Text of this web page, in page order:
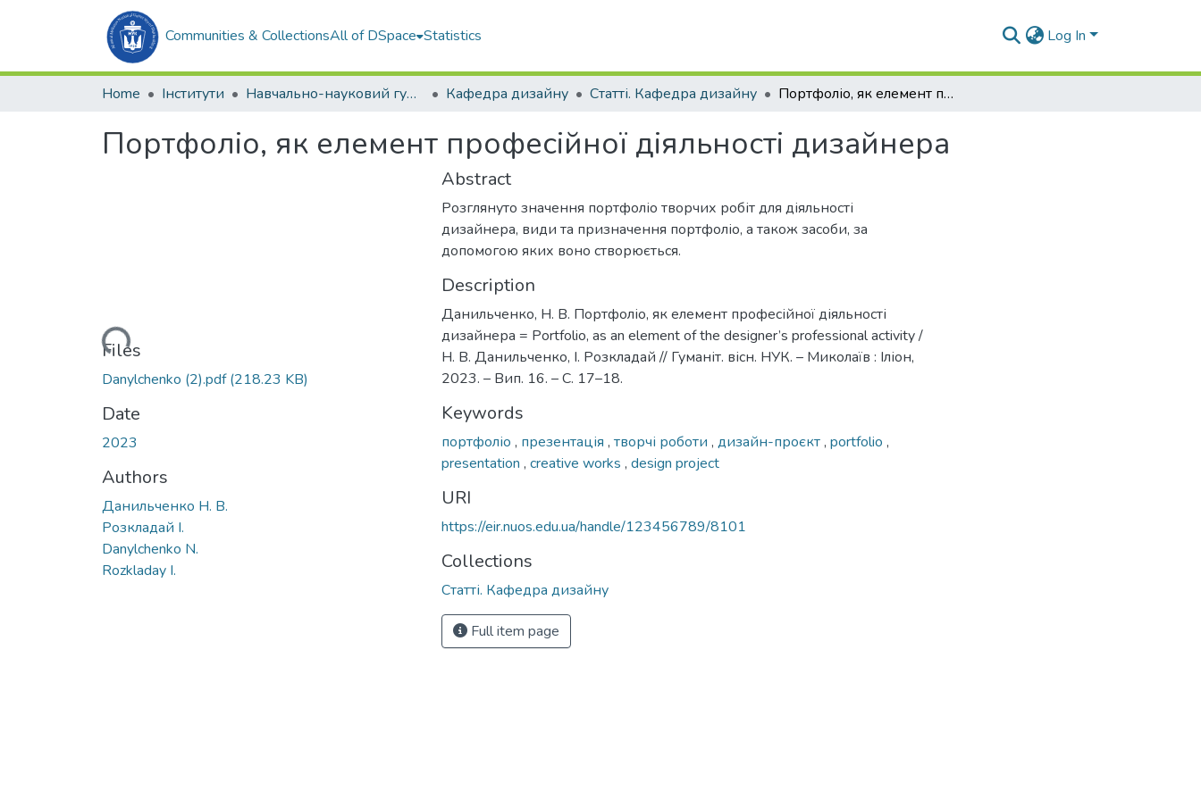
Communities & CollectionsAll of DSpace Statistics Log In
Home Інститути Навчально-науковий гуманітарний інститут (ННГІ) Кафедра дизайну Статті. Кафедра дизайну Портфоліо, як елемент професійної діяльності дизайнера
Портфоліо, як елемент професійної діяльності дизайнера
Loading...
Files
Danylchenko (2).pdf(218.23 KB)
Date
2023
Authors
Данильченко Н. В.
Розкладай І.
Danylchenko N.
Rozkladay I.
Abstract
Розглянуто значення портфоліо творчих робіт для діяльності
дизайнера, види та призначення портфоліо, а також засоби, за
допомогою яких воно створюється.
Description
Данильченко, Н. В. Портфоліо, як елемент професійної діяльності
дизайнера = Portfolio, as an element of the designer’s professional activity /
Н. В. Данильченко, І. Розкладай // Гуманіт. вісн. НУК. – Миколаїв : Іліон,
2023. – Вип. 16. – С. 17–18.
Keywords
портфоліо , презентація , творчі роботи , дизайн-проєкт, portfolio ,
presentation , creative works , design project
URI
https://eir.nuos.edu.ua/handle/123456789/8101
Collections
Статті. Кафедра дизайну
Full item page